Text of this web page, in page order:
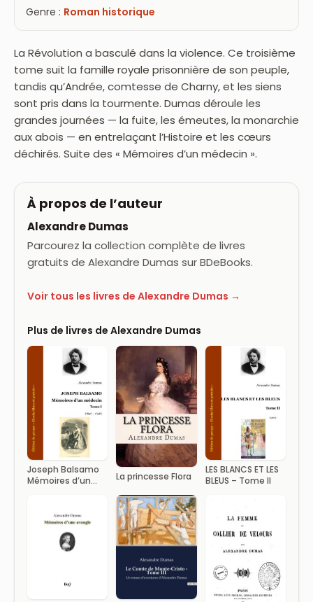
Genre : Roman historique
La Révolution a basculé dans la violence. Ce troisième
tome suit la famille royale prisonnière de son peuple,
tandis qu’Andrée, comtesse de Charny, et les siens
sont pris dans la tourmente. Dumas déroule les
grandes journées — la fuite, les émeutes, la monarchie
aux abois — en entrelaçant l’Histoire et les cœurs
déchirés. Suite des « Mémoires d’un médecin ».
À propos de l’auteur
Alexandre Dumas
Parcourez la collection complète de livres
gratuits de Alexandre Dumas sur BDeBooks.
Voir tous les livres de Alexandre Dumas →
Plus de livres de Alexandre Dumas
Joseph Balsamo
Mémoires d’un
La princesse Flora
LES BLANCS ET LES
BLEUS – Tome II